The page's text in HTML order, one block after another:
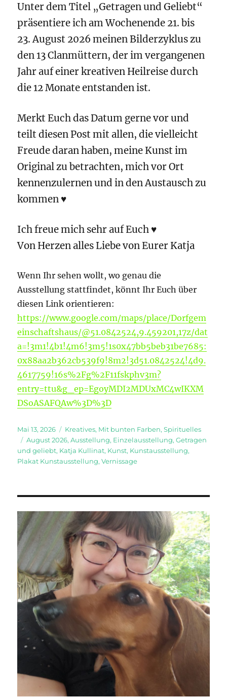
Unter dem Titel „Getragen und Geliebt“
präsentiere ich am Wochenende 21. bis
23. August 2026 meinen Bilderzyklus zu
den 13 Clanmüttern, der im vergangenen
Jahr auf einer kreativen Heilreise durch
die 12 Monate entstanden ist.
Merkt Euch das Datum gerne vor und
teilt diesen Post mit allen, die vielleicht
Freude daran haben, meine Kunst im
Original zu betrachten, mich vor Ort
kennenzulernen und in den Austausch zu
kommen ♥
Ich freue mich sehr auf Euch ♥
Von Herzen alles Liebe von Eurer Katja
Wenn Ihr sehen wollt, wo genau die
Ausstellung stattfindet, könnt Ihr Euch über
diesen Link orientieren:
https://www.google.com/maps/place/Dorfgem
einschaftshaus/@51.0842524,9.459201,17z/dat
a=!3m1!4b1!4m6!3m5!1s0x47bb5beb31be7685:
0x88aa2b362cb539f9!8m2!3d51.0842524!4d9.
4617759!16s%2Fg%2F11fskphv3m?
entry=ttu&g_ep=EgoyMDI2MDUxMC4wIKXM
DSoASAFQAw%3D%3D
Veröffentlicht
am
Mai 13, 2026 Kategorien
Kreatives, Mit bunten Farben,Spirituelles
Schlagwörter
August 2026,Ausstellung, Einzelausstellung,Getragen
und geliebt, Katja Kullinat, Kunst, Kunstausstellung,
Plakat Kunstausstellung,Vernissage